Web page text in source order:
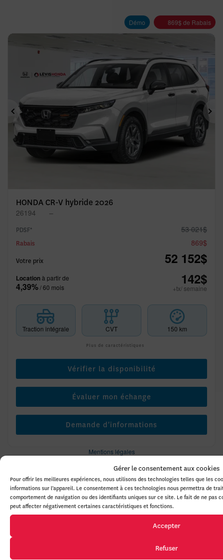
Gérer le consentement aux cookies
Pour offrir les meilleures expériences, nous utilisons des technologies telles que les
informations sur l'appareil. Le consentement à ces technologies nous permettra de
comportement de navigation ou des identifiants uniques sur ce site. Le fait de ne pas
peut affecter négativement certaines caractéristiques et fonctions.
Accepter
Refuser
Démo 869$ de Rabais
Précédent
HONDA CR-V hybride 2026
26194 –
PDSF* 53 021$
Rabais 869$
Votre prix 52 152$
Locationà partir de
4,39%/ 60 mois 142$
+tx/ semaine
Traction intégrale CVT 150 km
Plus de caractéristiques
Vérifier la disponibilité
Évaluer mon échange
Demande d'informations
Mentions légales
Nouvel arrivage 869$de Rabais